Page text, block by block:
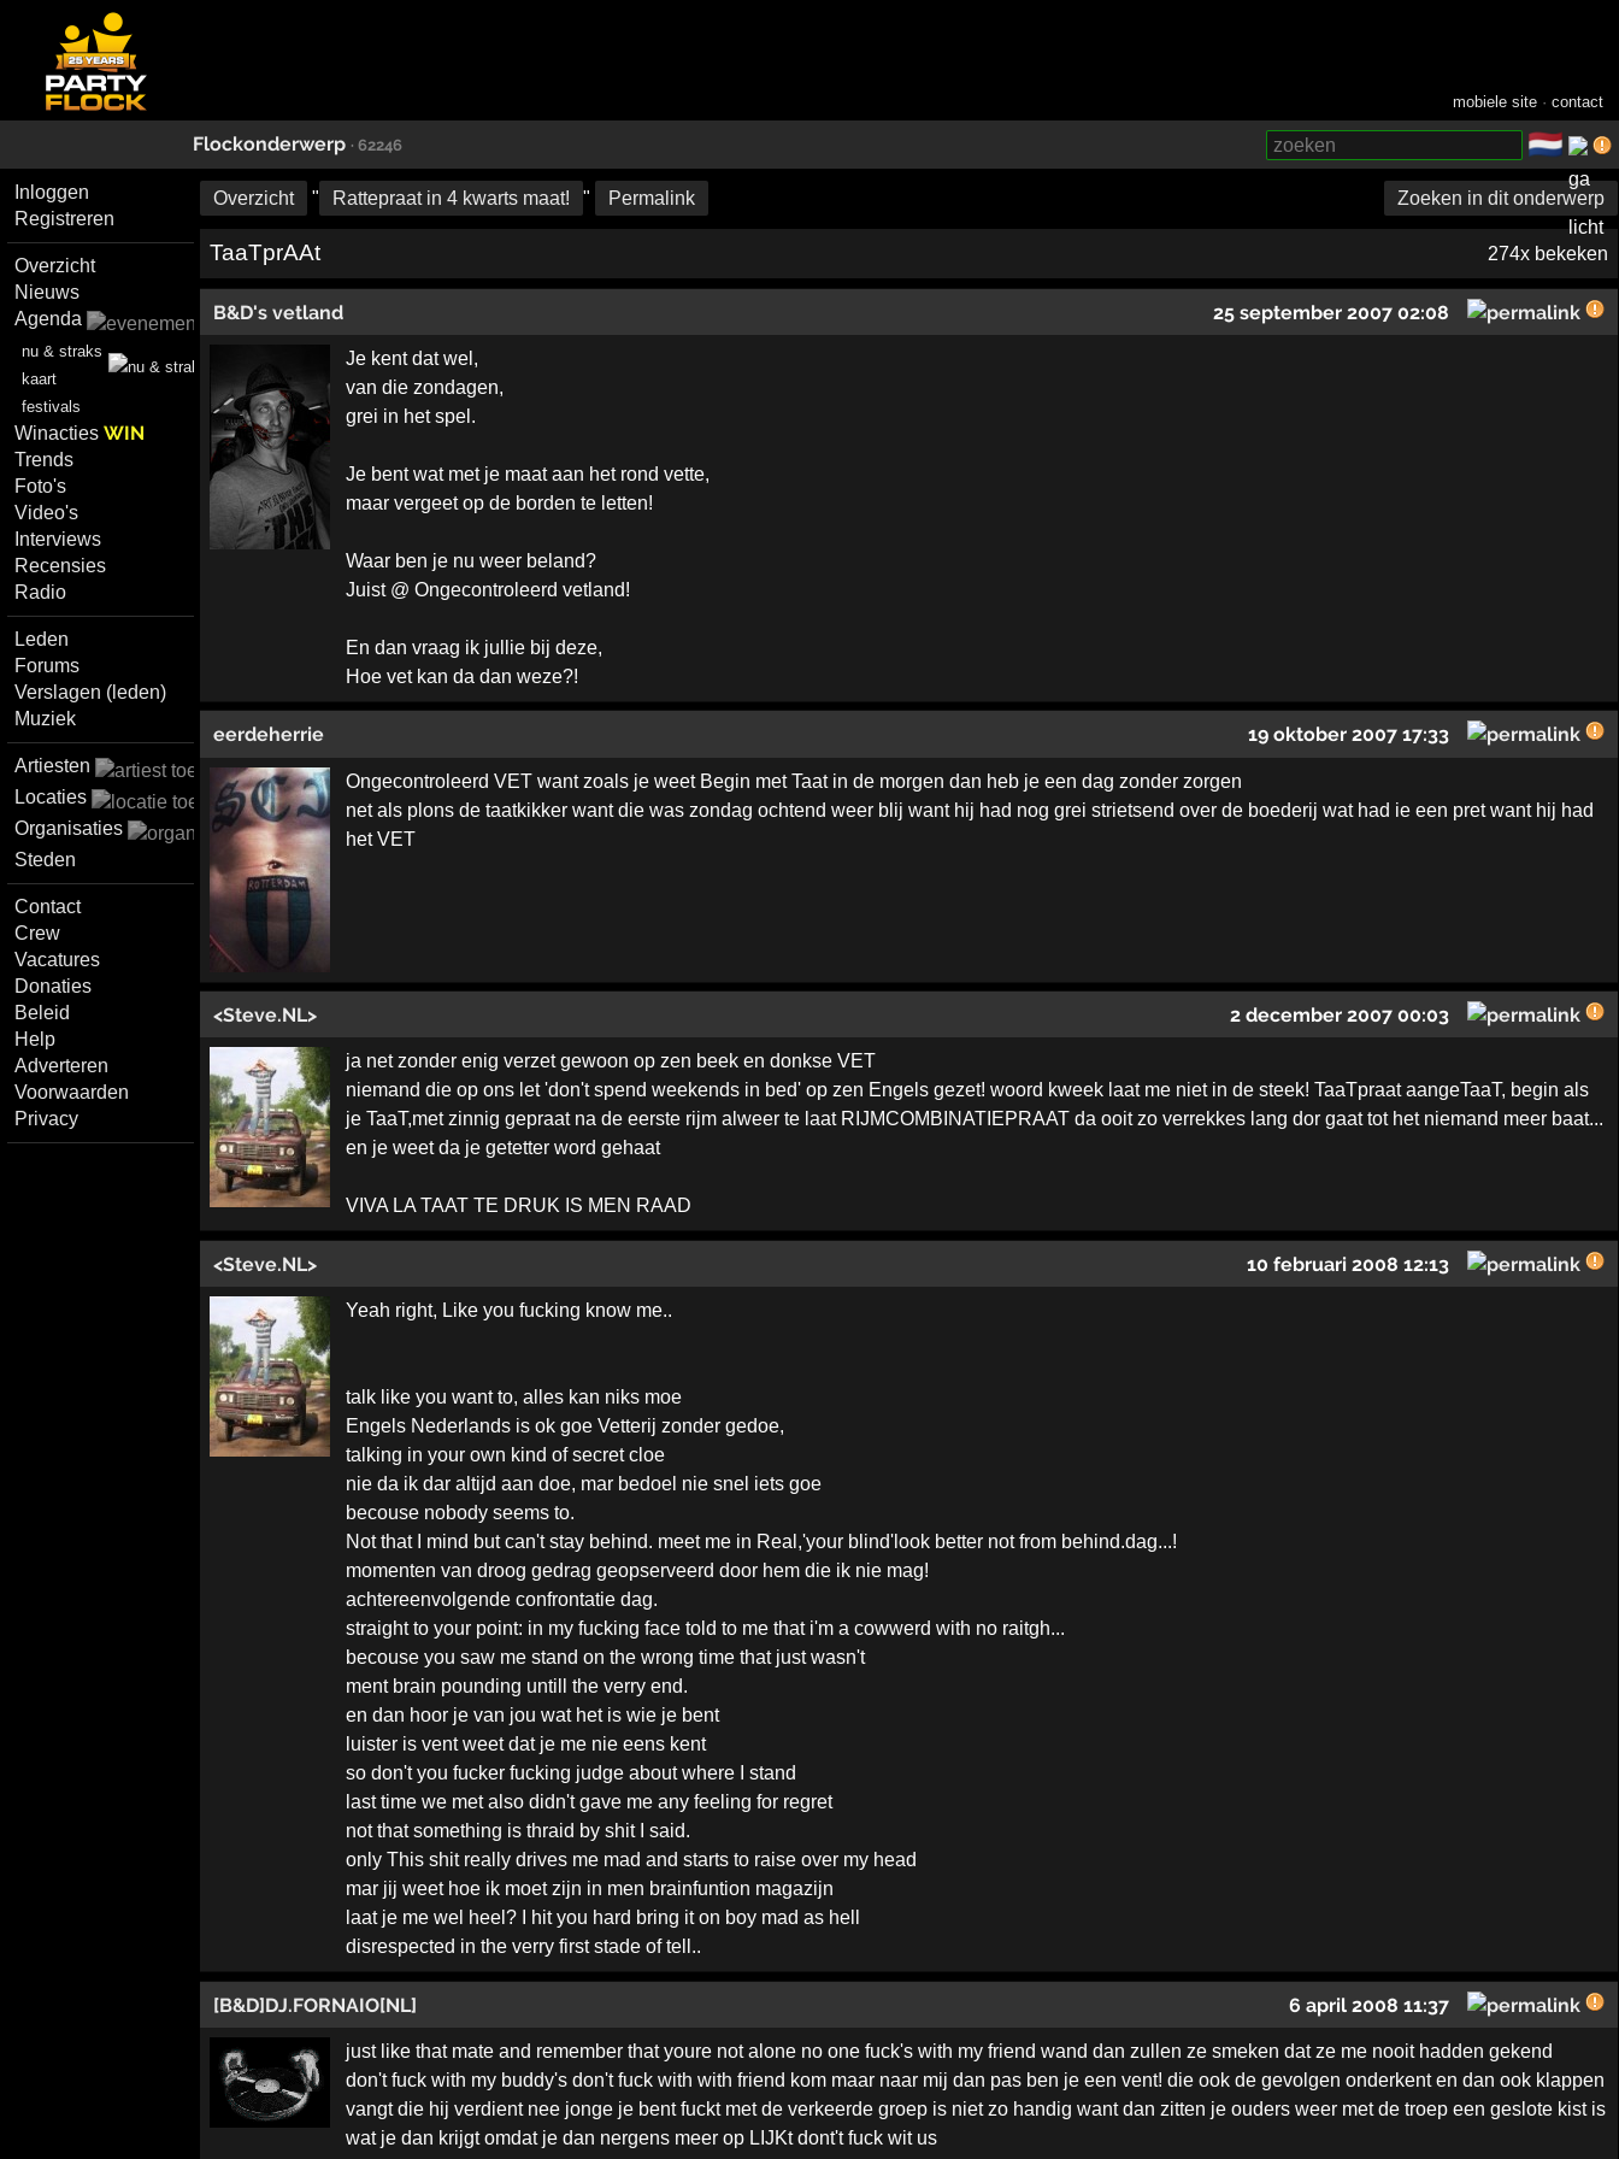
mobiele site ·contact
Flockonderwerp · 62246 🇳🇱
Inloggen
Registreren
Overzicht
Nieuws
Agenda
nu & straks
kaart
festivals
WinactiesWIN
Trends
Foto's
Video's
Interviews
Recensies
Radio
Leden
Forums
Verslagen (leden)
Muziek
Artiesten
Locaties
Organisaties
Steden
Contact
Crew
Vacatures
Donaties
Beleid
Help
Adverteren
Voorwaarden
Privacy
Overzicht " Rattepraat in 4 kwarts maat! " Permalink Zoeken in dit onderwerp
TaaTprAAt 274x bekeken
B&D's vetland 25 september 2007 02:08
Je kent dat wel,
van die zondagen,
grei in het spel.
Je bent wat met je maat aan het rond vette,
maar vergeet op de borden te letten!
Waar ben je nu weer beland?
Juist @ Ongecontroleerd vetland!
En dan vraag ik jullie bij deze,
Hoe vet kan da dan weze?!
eerdeherrie 19 oktober 2007 17:33
Ongecontroleerd VET want zoals je weet Begin met Taat in de morgen dan heb je een dag zonder zorgen
net als plons de taatkikker want die was zondag ochtend weer blij want hij had nog grei strietsend over de boederij wat had ie een pret want hij had
het VET
<Steve.NL> 2 december 2007 00:03
ja net zonder enig verzet gewoon op zen beek en donkse VET
niemand die op ons let 'don't spend weekends in bed' op zen Engels gezet! woord kweek laat me niet in de steek! TaaTpraat aangeTaaT, begin als
je TaaT,met zinnig gepraat na de eerste rijm alweer te laat RIJMCOMBINATIEPRAAT da ooit zo verrekkes lang dor gaat tot het niemand meer baat...
en je weet da je getetter word gehaat
VIVA LA TAAT TE DRUK IS MEN RAAD
<Steve.NL> 10 februari 2008 12:13
Yeah right, Like you fucking know me..
talk like you want to, alles kan niks moe
Engels Nederlands is ok goe Vetterij zonder gedoe,
talking in your own kind of secret cloe
nie da ik dar altijd aan doe, mar bedoel nie snel iets goe
becouse nobody seems to.
Not that I mind but can't stay behind. meet me in Real,'your blind'look better not from behind.dag...!
momenten van droog gedrag geopserveerd door hem die ik nie mag!
achtereenvolgende confrontatie dag.
straight to your point: in my fucking face told to me that i'm a cowwerd with no raitgh...
becouse you saw me stand on the wrong time that just wasn't
ment brain pounding untill the verry end.
en dan hoor je van jou wat het is wie je bent
luister is vent weet dat je me nie eens kent
so don't you fucker fucking judge about where I stand
last time we met also didn't gave me any feeling for regret
not that something is thraid by shit I said.
only This shit really drives me mad and starts to raise over my head
mar jij weet hoe ik moet zijn in men brainfuntion magazijn
laat je me wel heel? I hit you hard bring it on boy mad as hell
disrespected in the verry first stade of tell..
[B&D]DJ.FORNAIO[NL] 6 april 2008 11:37
just like that mate and remember that youre not alone no one fuck's with my friend wand dan zullen ze smeken dat ze me nooit hadden gekend
don't fuck with my buddy's don't fuck with with friend kom maar naar mij dan pas ben je een vent! die ook de gevolgen onderkent en dan ook klappen
vangt die hij verdient nee jonge je bent fuckt met de verkeerde groep is niet zo handig want dan zitten je ouders weer met de troep een geslote kist is
wat je dan krijgt omdat je dan nergens meer op LIJKt dont't fuck wit us